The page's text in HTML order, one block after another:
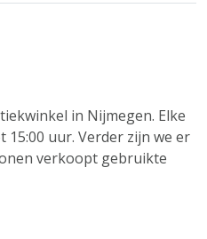
in Nijmegen. Elke
15:00 uur. Verder zijn we er
verkoopt gebruikte